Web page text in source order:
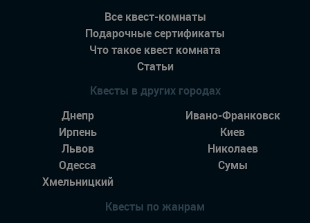
Все квест-комнаты
Подарочные сертификаты
Что такое квест комната
Статьи
Квесты в других городах
Днепр
Ивано-Франковск
Ирпень
Киев
Львов
Николаев
Одесса
Сумы
Хмельницкий
Квесты по жанрам